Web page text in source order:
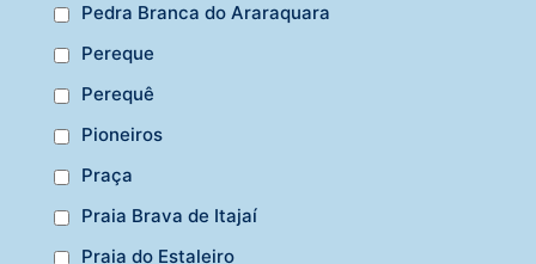
Pedra Branca do Araraquara
Pereque
Perequê
Pioneiros
Praça
Praia Brava de Itajaí
Praia do Estaleiro